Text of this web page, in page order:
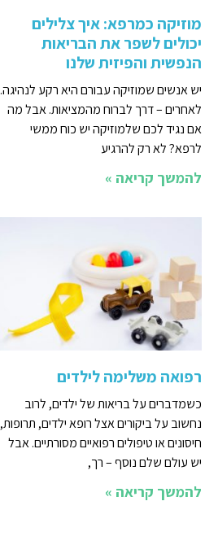
מוזיקה כמרפא: איך צלילים
יכולים לשפר את הבריאות
הנפשית והפיזית שלנו
יש אנשים שמוזיקה עבורם היא רקע לנהיגה.
לאחרים – דרך לברוח מהמציאות. אבל מה
אם נגיד לכם שלמוזיקה יש כוח ממשי
לרפא? לא רק להרגיע
להמשך קריאה »
רפואה משלימה לילדים
כשמדברים על בריאות של ילדים, לרוב
נחשוב על ביקורים אצל רופא ילדים, תרופות,
חיסונים או טיפולים רפואיים מסורתיים. אבל
יש עולם שלם נוסף – רך,
להמשך קריאה »